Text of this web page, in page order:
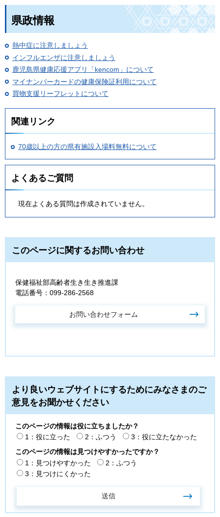
県政情報
熱中症に注意しましょう
インフルエンザに注意しましょう
鹿児島県健康応援アプリ「kencom」について
マイナンバーカードの健康保険証利用について
買物支援リーフレットについて
関連リンク
70歳以上の方の県有施設入場料無料について
よくあるご質問
現在よくある質問は作成されていません。
このページに関するお問い合わせ
保健福祉部高齢者生き生き推進課
電話番号：099-286-2568
より良いウェブサイトにするためにみなさまのご
意見をお聞かせください
このページの情報は役に立ちましたか？
1：役に立った
2：ふつう
3：役に立たなかった
このページの情報は見つけやすかったですか？
1：見つけやすかった
2：ふつう
3：見つけにくかった